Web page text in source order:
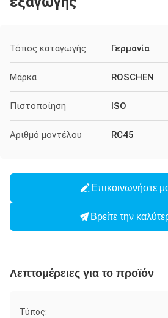
Τόπος καταγωγής Γερμανία
Μάρκα ROSCHEN
Πιστοποίηση ISO
Αριθμό μοντέλου RC45
Επικοινωνήστε
Βρείτε την
Λεπτομέρειες για το προϊόν
Τύπος: